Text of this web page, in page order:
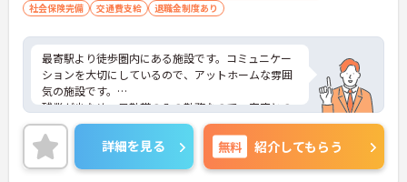
社会保険完備
交通費支給 退職金制度あり
最寄駅より徒歩圏内にある施設です。コミュニケー
ションを大切にしているので、アットホームな雰囲
気の施設です。
残業が少なめ、日勤帯のみの勤務なので、家庭との
両立がしやすい職場です。
ご興味のある方には、面接対策ポイントなど、さら
に詳細をお話しいたしますのでお気軽にご相談くだ
さい！
詳細を見る 無料 紹介してもらう